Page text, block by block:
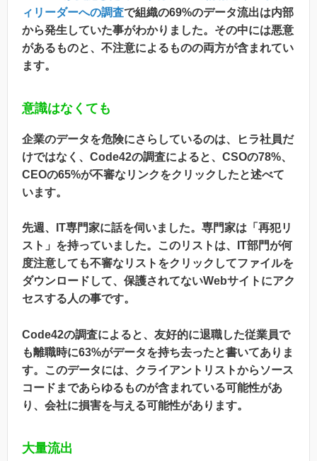
ィリーダーへの調査で組織の69%のデータ流出は内部
から発生していた事がわかりました。その中には悪意
があるものと、不注意によるものの両方が含まれてい
ます。
意識はなくても
企業のデータを危険にさらしているのは、ヒラ社員だ
けではなく、Code42の調査によると、CSOの78%、
CEOの65%が不審なリンクをクリックしたと述べて
います。
先週、IT専門家に話を伺いました。専門家は「再犯リ
スト」を持っていました。このリストは、IT部門が何
度注意しても不審なリストをクリックしてファイルを
ダウンロードして、保護されてないWebサイトにアク
セスする人の事です。
Code42の調査によると、友好的に退職した従業員で
も離職時に63%がデータを持ち去ったと書いてありま
す。このデータには、クライアントリストからソース
コードまであらゆるものが含まれている可能性があ
り、会社に損害を与える可能性があります。
大量流出